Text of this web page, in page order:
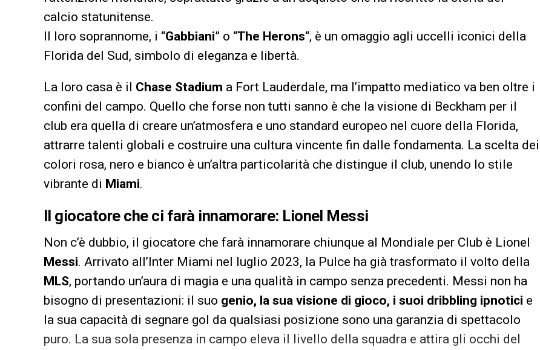
calcio statunitense.
Il loro soprannome, i “Gabbiani” o “The Herons“, è un omaggio agli uccelli iconici della
Florida del Sud, simbolo di eleganza e libertà.
La loro casa è il Chase Stadium a Fort Lauderdale, ma l’impatto mediatico va ben oltre i
confini del campo. Quello che forse non tutti sanno è che la visione di Beckham per il
club era quella di creare un’atmosfera e uno standard europeo nel cuore della Florida,
attrarre talenti globali e costruire una cultura vincente fin dalle fondamenta. La scelta dei
colori rosa, nero e bianco è un’altra particolarità che distingue il club, unendo lo stile
vibrante di Miami.
Il giocatore che ci farà innamorare: Lionel Messi
Non c’è dubbio, il giocatore che farà innamorare chiunque al Mondiale per Club è Lionel
Messi. Arrivato all’Inter Miami nel luglio 2023, la Pulce ha già trasformato il volto della
MLS, portando un’aura di magia e una qualità in campo senza precedenti. Messi non ha
bisogno di presentazioni: il suo genio, la sua visione di gioco, i suoi dribbling ipnotici e
la sua capacità di segnare gol da qualsiasi posizione sono una garanzia di spettacolo
puro. La sua sola presenza in campo eleva il livello della squadra e attira gli occhi del